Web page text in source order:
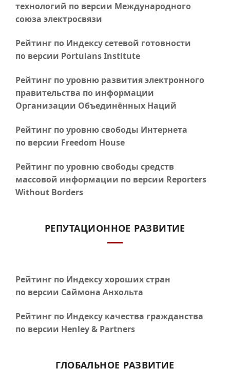
технологий по версии Международного
союза электросвязи
Рейтинг по Индексу сетевой готовности
по версии Portulans Institute
Рейтинг по уровню развития электронного
правительства по информации
Организации Объединённых Наций
Рейтинг по уровню свободы Интернета
по версии Freedom House
Рейтинг по уровню свободы средств
массовой информации по версии Reporters
Without Borders
РЕПУТАЦИОННОЕ РАЗВИТИЕ
Рейтинг по Индексу хороших стран
по версии Саймона Анхольта
Рейтинг по Индексу качества гражданства
по версии Henley & Partners
ГЛОБАЛЬНОЕ РАЗВИТИЕ